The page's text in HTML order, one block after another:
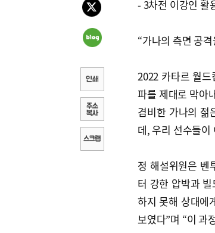
- 3차전 이강인 활
“가나의 측면 공
2022 카타르 월
파를 제대로 막아
겸비한 가나의 젊
데, 우리 선수들이
정 해설위원은 벤
터 강한 압박과
하지 못해 상대에
보였다”며 “이 과